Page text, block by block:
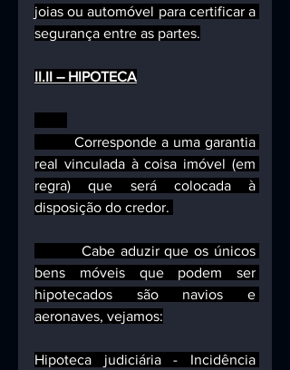
joias ou automóvel para certificar a
segurança entre as partes.
II.II – HIPOTECA
         Corresponde a uma garantia
real vinculada à coisa imóvel (em
regra) que será colocada à
disposição do credor.
bens móveis que podem ser
hipotecados são navios e
aeronaves, vejamos:
Hipoteca judiciária - Incidência